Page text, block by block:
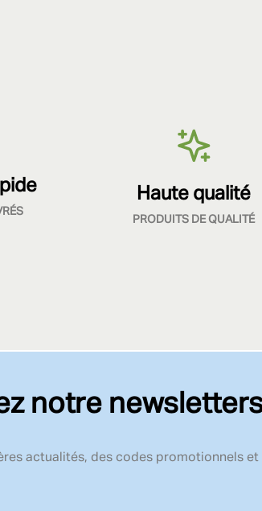
Haute qualité
PRODUITS DE QUALITÉ
notre
actualités, des codes promotionnels